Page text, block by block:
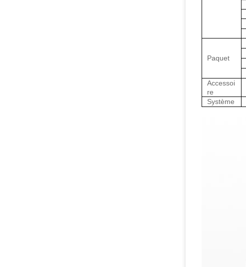
Paquet
Accessoi
re
Système